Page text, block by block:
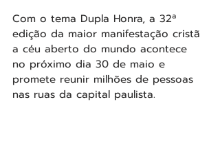
Com o tema Dupla Honra, a 32ª
edição da maior manifestação cristã
a céu aberto do mundo acontece
no próximo dia 30 de maio e
promete reunir milhões de pessoas
nas ruas da capital paulista.